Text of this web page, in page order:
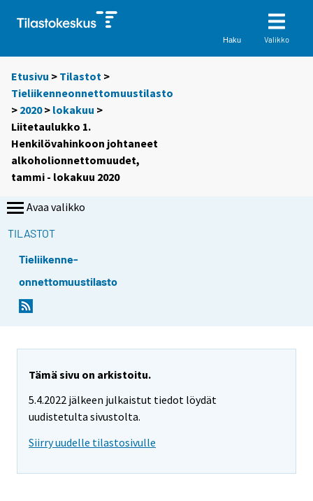
Haku Valikko
Etusivu > Tilastot >
Tieliikenneonnettomuustilasto
> 2020> lokakuu >
Liitetaulukko 1.
Henkilövahinkoon johtaneet
alkoholionnettomuudet,
tammi - lokakuu 2020
Avaa valikko
TILASTOT
Tieliikenne-
onnettomuustilasto
Tämä sivu on arkistoitu.
5.4.2022 jälkeen julkaistut tiedot löydät
uudistetulta sivustolta.
Siirry uudelle tilastosivulle